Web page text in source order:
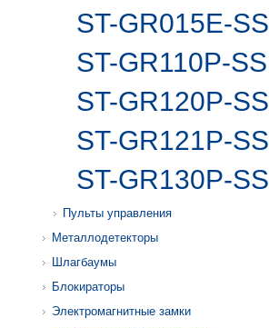
ST-GR015E-SS
ST-GR110P-SS
ST-GR120P-SS
ST-GR121P-SS
ST-GR130P-SS
Пульты управления
Металлодетекторы
Шлагбаумы
Блокираторы
Электромагнитные замки